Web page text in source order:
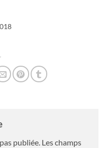
publiée. Les champs